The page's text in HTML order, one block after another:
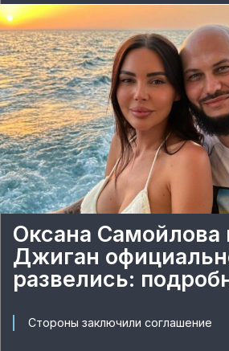
Оксана Самойлова
Джиган
развелись:
Стороны заключили соглашение